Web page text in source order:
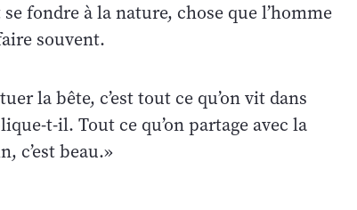
fondre à la nature, chose que l’homme
souvent.
la bête, c’est tout ce qu’on vit dans
t-il. Tout ce qu’on partage avec la
c’est beau.»